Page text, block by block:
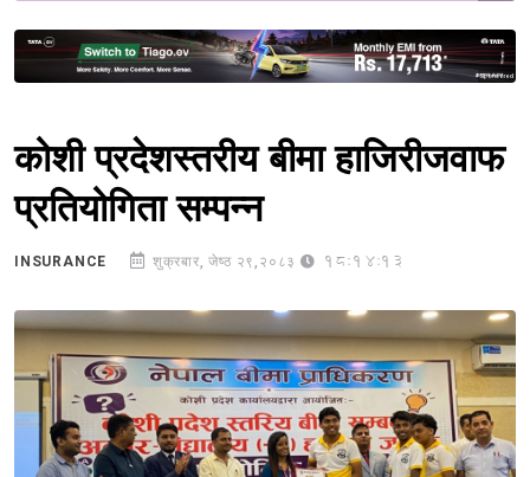
Sponsored
कोशी प्रदेशस्तरीय बीमा हाजिरीजवाफ
प्रतियोगिता सम्पन्न
INSURANCE शुक्रबार, जेष्ठ २९,२०८३ 18:14:13